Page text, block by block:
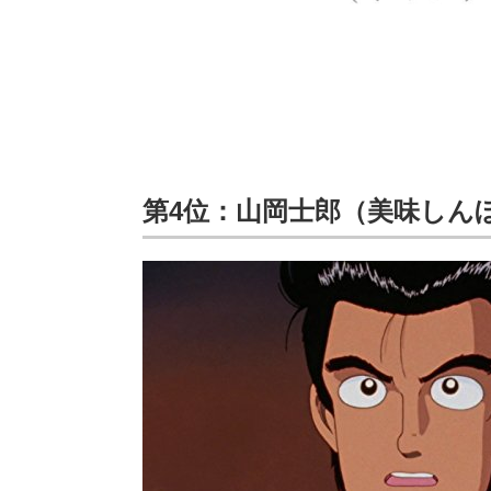
第4位：山岡士郎（美味しん